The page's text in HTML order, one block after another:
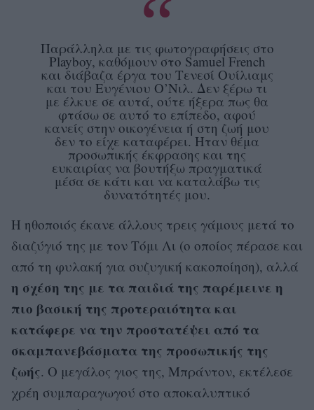
Παράλληλα με τις φωτογραφήσεις στο
Playboy, καθόμουν στο Samuel French
και διάβαζα έργα του Τενεσί Ουίλιαμς
και του Ευγένιου Ο’Νιλ. Δεν ξέρω τι
με έλκυε σε αυτά, ούτε ήξερα πως θα
φτάσω σε αυτό το επίπεδο, αφού
κανείς στην οικογένεια ή στη ζωή μου
δεν το είχε καταφέρει. Ηταν θέμα
προσωπικής έκφρασης και της
ευκαιρίας να βουτήξω πραγματικά
μέσα σε κάτι και να καταλάβω τις
δυνατότητές μου.
Η ηθοποιός έκανε άλλους τρεις γάμους μετά το
διαζύγιό της με τον Τόμι Λι (ο οποίος πέρασε και
από τη φυλακή για συζυγική κακοποίηση), αλλά
η σχέση της με τα παιδιά της παρέμεινε η
πιο βασική της προτεραιότητα και
κατάφερε να την προστατέψει από τα
σκαμπανεβάσματα της προσωπικής της
ζωής. Ο μεγάλος γιος της, Μπράντον, εκτέλεσε
χρέη συμπαραγωγού στο αποκαλυπτικό